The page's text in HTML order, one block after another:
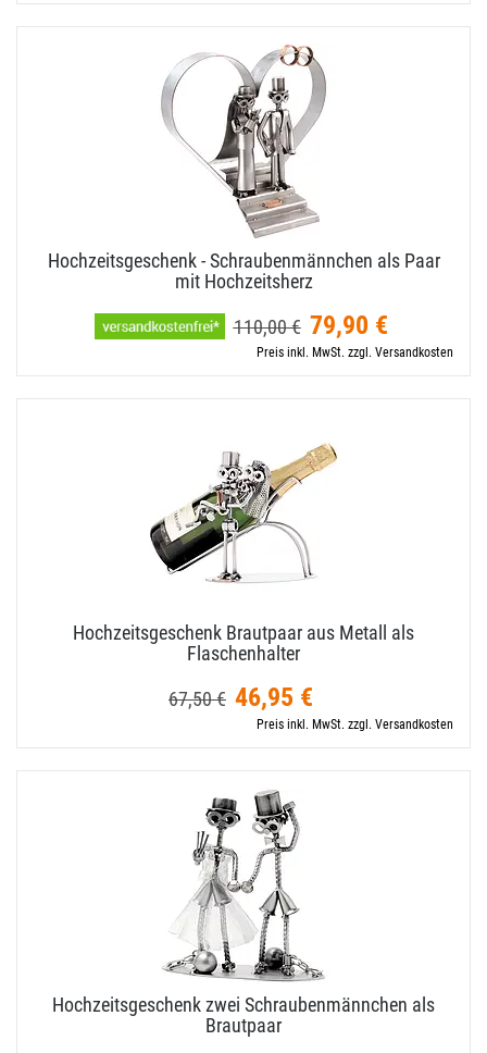
Hochzeitsgeschenk - Schraubenmännchen als Paar
mit Hochzeitsherz
110,00 € 79,90 €
Preis inkl. MwSt. zzgl. Versandkosten
Hochzeitsgeschenk Brautpaar aus Metall als
Flaschenhalter
67,50 € 46,95 €
Preis inkl. MwSt. zzgl. Versandkosten
Hochzeitsgeschenk zwei Schraubenmännchen als
Brautpaar